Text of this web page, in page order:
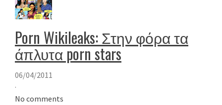
Porn Wikileaks: Στην φόρα τα
άπλυτα porn stars
06/04/2011
·
No comments